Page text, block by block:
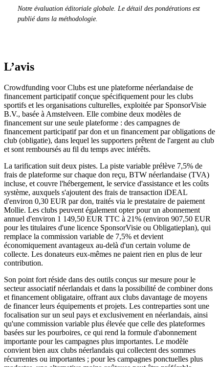
Notre évaluation éditoriale globale. Le détail des pondérations est
publié dans la méthodologie.
L’avis
Crowdfunding voor Clubs est une plateforme néerlandaise de
financement participatif conçue spécifiquement pour les clubs
sportifs et les organisations culturelles, exploitée par SponsorVisie
B.V., basée à Amstelveen. Elle combine deux modèles de
financement sur une seule plateforme : des campagnes de
financement participatif par don et un financement par obligations de
club (obligatie), dans lequel les supporters prêtent de l'argent au club
et sont remboursés au fil du temps avec intérêts.
La tarification suit deux pistes. La piste variable prélève 7,5% de
frais de plateforme sur chaque don reçu, BTW néerlandaise (TVA)
incluse, et couvre l'hébergement, le service d'assistance et les coûts
système, auxquels s'ajoutent des frais de transaction iDEAL
d'environ 0,30 EUR par don, traités via le prestataire de paiement
Mollie. Les clubs peuvent également opter pour un abonnement
annuel d'environ 1 149,50 EUR TTC à 21% (environ 907,50 EUR
pour les titulaires d'une licence SponsorVisie ou Obligatieplan), qui
remplace la commission variable de 7,5% et devient
économiquement avantageux au-delà d'un certain volume de
collecte. Les donateurs eux-mêmes ne paient rien en plus de leur
contribution.
Son point fort réside dans des outils conçus sur mesure pour le
secteur associatif néerlandais et dans la possibilité de combiner dons
et financement obligataire, offrant aux clubs davantage de moyens
de financer leurs équipements et projets. Les contreparties sont une
focalisation sur un seul pays et exclusivement en néerlandais, ainsi
qu'une commission variable plus élevée que celle des plateformes
basées sur les pourboires, ce qui rend la formule d'abonnement
importante pour les campagnes plus importantes. Le modèle
convient bien aux clubs néerlandais qui collectent des sommes
récurrentes ou importantes ; pour les campagnes ponctuelles plus